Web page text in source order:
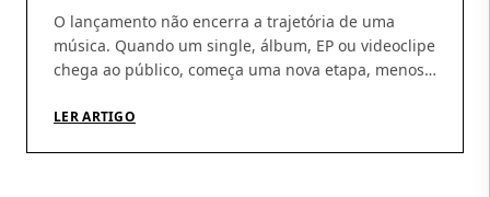
O lançamento não encerra a trajetória de uma
música. Quando um single, álbum, EP ou videoclipe
chega ao público, começa uma nova etapa, menos
circulação das obras, identificar utilizações, conferir
LER ARTIGO